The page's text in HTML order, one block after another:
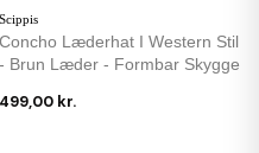
Scippis
Concho Læderhat I Western Stil
- Brun Læder - Formbar Skygge
499,00 kr.